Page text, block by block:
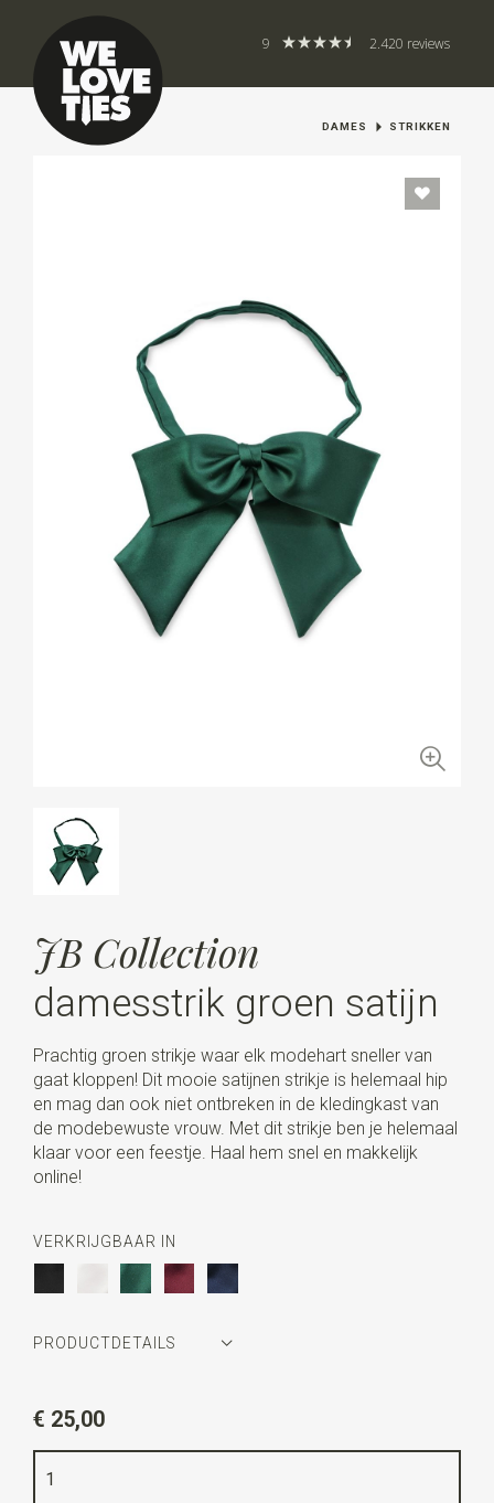
9 2.420 reviews
DAMES STRIKKEN
JB Collection
damesstrik groen satijn
Prachtig groen strikje waar elk modehart sneller van
gaat kloppen! Dit mooie satijnen strikje is helemaal hip
en mag dan ook niet ontbreken in de kledingkast van
de modebewuste vrouw. Met dit strikje ben je helemaal
klaar voor een feestje. Haal hem snel en makkelijk
online!
VERKRIJGBAAR IN
PRODUCTDETAILS
groen
Kwaliteit
€ 25,00